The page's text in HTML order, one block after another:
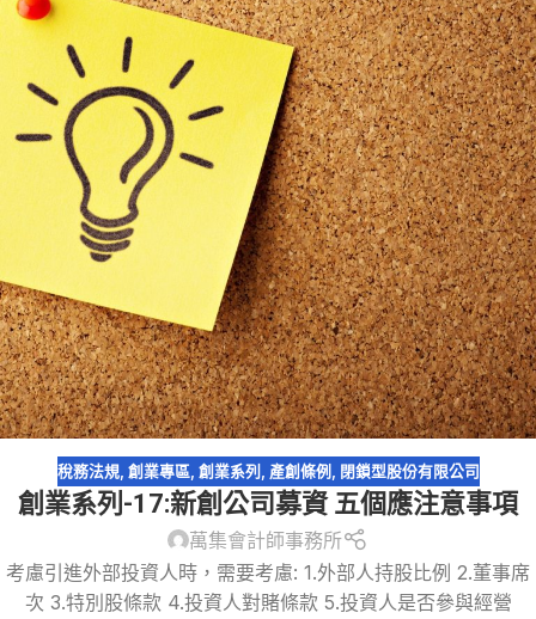
稅務法規, 創業專區 創業系列 產創條例 閉鎖型股份有限公司
創業系列-17:新創公司募資 五個應注意事項
萬集會計師事務所
考慮引進外部投資人時，需要考慮: 1.外部人持股比例 2.董事席
次 3.特別股條款 4.投資人對賭條款 5.投資人是否參與經營